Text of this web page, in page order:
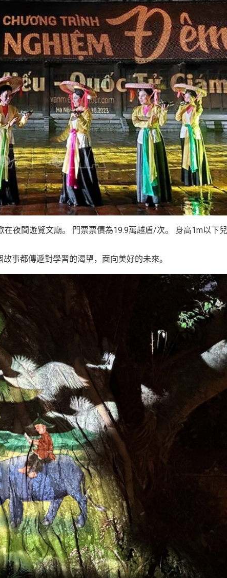
夜間遊覽文廟。 門票票價為19.9萬越盾/次。 身高1m以下
事都傳遞對學習的渴望，面向美好的未來。